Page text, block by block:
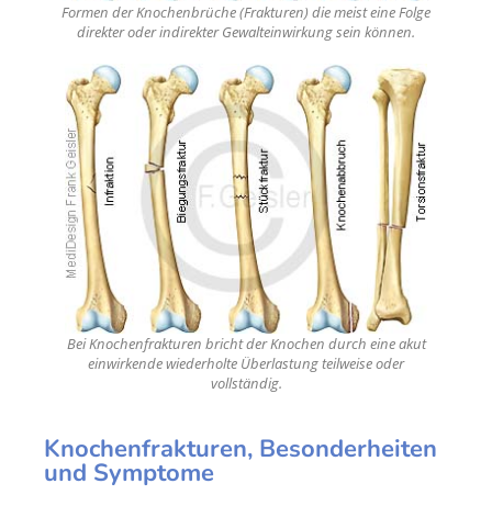
Formen der Knochenbrüche (Frakturen) die meist eine Folge
direkter oder indirekter Gewalteinwirkung sein können.
Bei Knochenfrakturen bricht der Knochen durch eine akut
einwirkende wiederholte Überlastung teilweise oder
vollständig.
Knochenfrakturen, Besonderheiten
und Symptome